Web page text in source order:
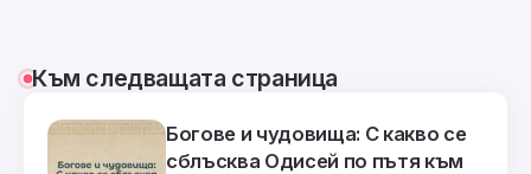
Към следващата страница
Богове и чудовища: С какво се
сблъсква Одисей по пътя към